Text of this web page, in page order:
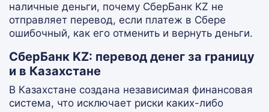
наличные деньги, почему СберБанк KZ не
отправляет перевод, если платеж в Сбере
ошибочный, как его отменить и вернуть деньги.
СберБанк KZ: перевод денег за границу
и в Казахстане
В Казахстане создана независимая финансовая
система, что исключает риски каких-либо